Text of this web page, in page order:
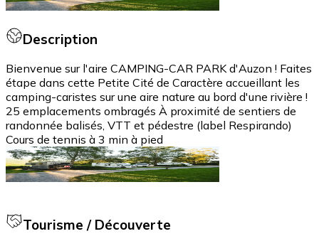
Description
Bienvenue sur l'aire CAMPING-CAR PARK d'Auzon ! Faites
étape dans cette Petite Cité de Caractère accueillant les
camping-caristes sur une aire nature au bord d'une rivière !
25 emplacements ombragés À proximité de sentiers de
randonnée balisés, VTT et pédestre (label Respirando)
Cours de tennis à 3 min à pied
Tourisme / Découverte